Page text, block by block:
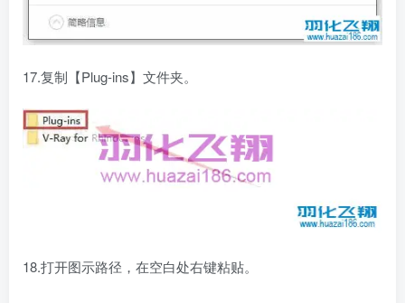
17.复制【Plug-ins】文件夹。
18.打开图示路径，在空白处右键粘贴。